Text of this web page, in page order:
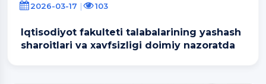
2026-03-17 103
Iqtisodiyot fakulteti talabalarining yashash
sharoitlari va xavfsizligi doimiy nazoratda